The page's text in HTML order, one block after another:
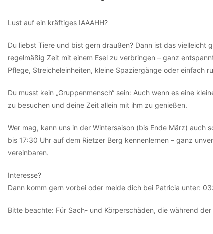
Lust auf ein kräftiges IAAAHH?
Du liebst Tiere und bist gern draußen? Dann ist das vielleicht
regelmäßig Zeit mit einem Esel zu verbringen – ganz
Pflege, Streicheleinheiten, kleine Spaziergänge oder einfach
Du musst kein „Gruppenmensch“ sein: Auch wenn es eine
zu besuchen und deine Zeit allein mit ihm zu genießen.
Wer mag, kann uns in der Wintersaison (bis Ende März)
bis 17:30 Uhr auf dem Rietzer Berg kennenlernen – ganz
vereinbaren.
Interesse?
Dann komm gern vorbei oder melde dich bei Patricia unter:
Bitte beachte: Für Sach- und Körperschäden, die während